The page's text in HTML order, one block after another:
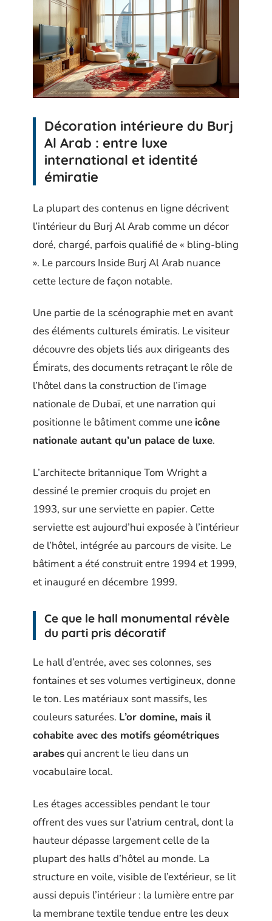
Décoration intérieure du Burj
Al Arab : entre luxe
international et identité
émiratie
La plupart des contenus en ligne décrivent
l’intérieur du Burj Al Arab comme un décor
doré, chargé, parfois qualifié de « bling-bling
». Le parcours Inside Burj Al Arab nuance
cette lecture de façon notable.
Une partie de la scénographie met en avant
des éléments culturels émiratis. Le visiteur
découvre des objets liés aux dirigeants des
Émirats, des documents retraçant le rôle de
l’hôtel dans la construction de l’image
nationale de Dubaï, et une narration qui
positionne le bâtiment comme une icône
nationale autant qu’un palace de luxe.
L’architecte britannique Tom Wright a
dessiné le premier croquis du projet en
1993, sur une serviette en papier. Cette
serviette est aujourd’hui exposée à l’intérieur
de l’hôtel, intégrée au parcours de visite. Le
bâtiment a été construit entre 1994 et 1999,
et inauguré en décembre 1999.
Ce que le hall monumental révèle
du parti pris décoratif
Le hall d’entrée, avec ses colonnes, ses
fontaines et ses volumes vertigineux, donne
le ton. Les matériaux sont massifs, les
couleurs saturées. L’or domine, mais il
cohabite avec des motifs géométriques
arabesqui ancrent le lieu dans un
vocabulaire local.
Les étages accessibles pendant le tour
offrent des vues sur l’atrium central, dont la
hauteur dépasse largement celle de la
plupart des halls d’hôtel au monde. La
structure en voile, visible de l’extérieur, se lit
aussi depuis l’intérieur : la lumière entre par
la membrane textile tendue entre les deux